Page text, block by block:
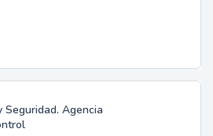
Seguridad. Agencia